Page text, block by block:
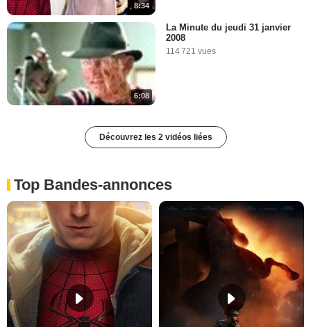
8:34
6:08
La Minute du jeudi 31 janvier
2008
114 721 vues
Découvrez les 2 vidéos liées
Top Bandes-annonces